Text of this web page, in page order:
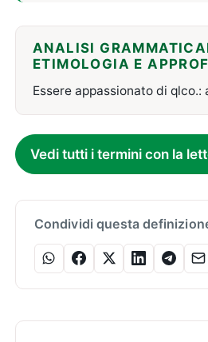
ANALISI
ETIMOLOGIA E
Essere appassionato di qlco.:
Vedi tutti i termini con la
Condividi questa